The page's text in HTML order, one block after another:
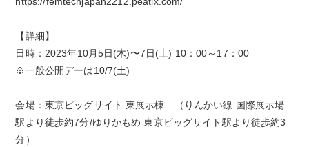
【詳細】
日時：2023年10月5日(木)〜7日(土) 10：00～17：00
※一般公開デーは10/7(土)
会場：東京ビッグサイト 東展示棟 （りんかい線 国際展示場
駅より徒歩約7分/ゆりかもめ 東京ビッグサイト駅より徒歩約3
分）